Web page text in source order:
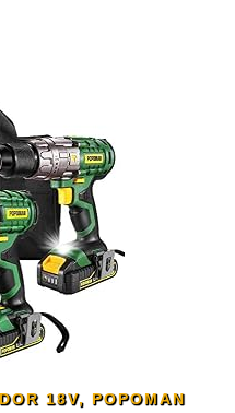
18V, POPOMAN